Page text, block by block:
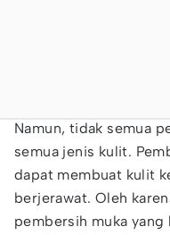
Namun, tidak semua
semua jenis kulit.
dapat membuat kulit
berjerawat. Oleh
pembersih muka